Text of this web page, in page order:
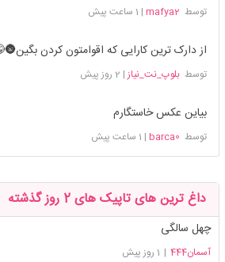
توسط mafya2
| 1 ساعت پیش
از دارک ترین کارایی که اقوامتون کردن
توسطبلوپ_نت_نیاز | 2 روز پیش
بیاین عکس خاستگارم
توسط barca0
| 1 ساعت پیش
داغ ترین های تاپیک های 2 روز گذشته
چهل سالگی
آسمان444 | 1 روز پیش